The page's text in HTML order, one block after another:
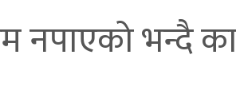
नपाएको भन्दै